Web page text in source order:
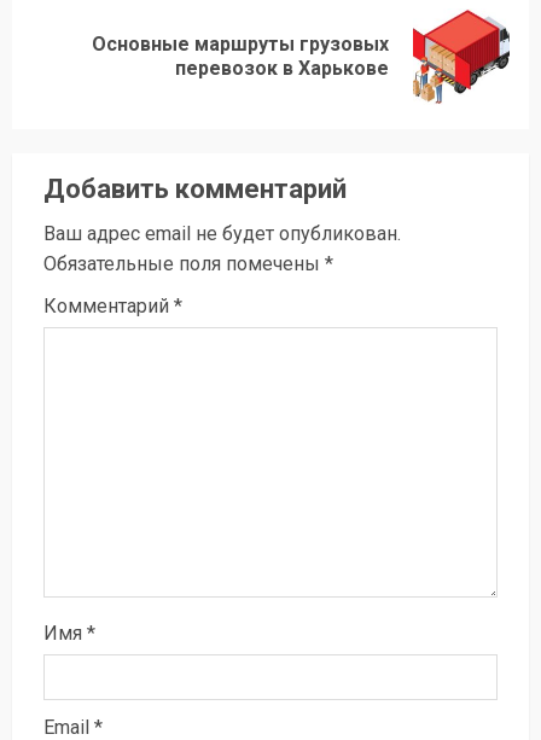
Следующая
Основные маршруты грузовых
перевозок в Харькове
Добавить комментарий
Ваш адрес email не будет опубликован.
Обязательные поля помечены *
Комментарий *
Имя *
Email *